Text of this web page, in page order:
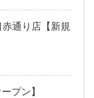
通り店【新規
プン】